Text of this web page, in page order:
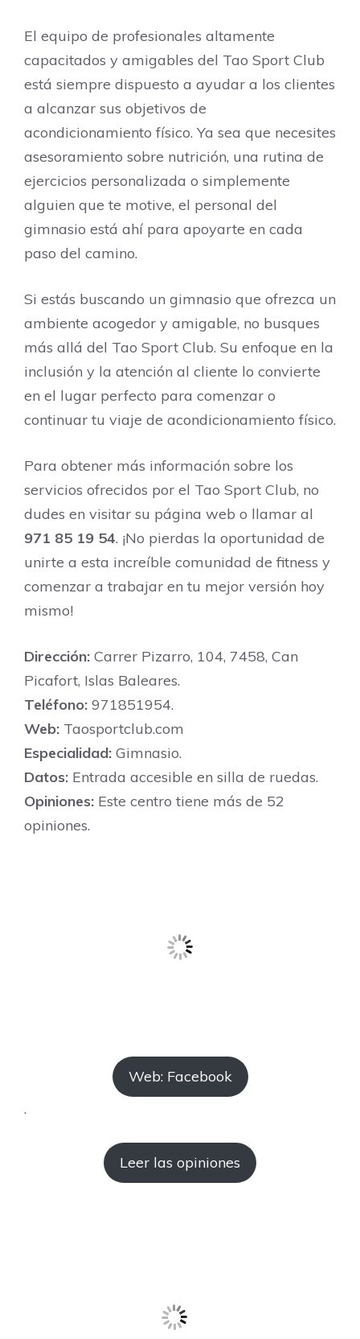
El equipo de profesionales altamente
capacitados y amigables del Tao Sport Club
está siempre dispuesto a ayudar a los clientes
a alcanzar sus objetivos de
acondicionamiento físico. Ya sea que necesites
asesoramiento sobre nutrición, una rutina de
ejercicios personalizada o simplemente
alguien que te motive, el personal del
gimnasio está ahí para apoyarte en cada
paso del camino.
Si estás buscando un gimnasio que ofrezca un
ambiente acogedor y amigable, no busques
más allá del Tao Sport Club. Su enfoque en la
inclusión y la atención al cliente lo convierte
en el lugar perfecto para comenzar o
continuar tu viaje de acondicionamiento físico.
Para obtener más información sobre los
servicios ofrecidos por el Tao Sport Club, no
dudes en visitar su página web o llamar al
971 85 19 54. ¡No pierdas la oportunidad de
unirte a esta increíble comunidad de fitness y
comenzar a trabajar en tu mejor versión hoy
mismo!
Dirección: Carrer Pizarro, 104, 7458, Can
Picafort, Islas Baleares.
Teléfono: 971851954.
Web: Taosportclub.com
Especialidad: Gimnasio.
Datos: Entrada accesible en silla de ruedas.
Opiniones: Este centro tiene más de 52
opiniones.
Web: Facebook
.
Leer las opiniones